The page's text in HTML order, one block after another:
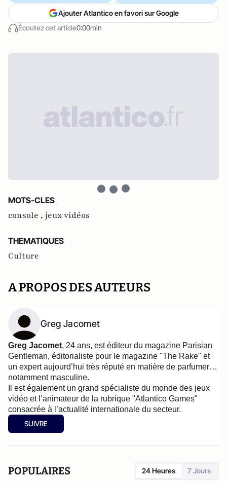
Écoutez cet article0:00min
Ajouter Atlantico en favori sur Google
MOTS-CLES
console , jeux vidéos
THEMATIQUES
Culture
A PROPOS DES AUTEURS
Greg Jacomet
Greg Jacomet, 24 ans, est éditeur du magazine Parisian
Gentleman, éditorialiste pour le magazine "The Rake" et
un expert aujourd’hui très réputé en matière de parfumerie,
notamment masculine.
Il est également un grand spécialiste du monde des jeux
vidéo et l’animateur de la rubrique "Atlantico Games"
consacrée à l’actualité internationale du secteur.
SUIVRE
POPULAIRES 24 Heures 7 Jours